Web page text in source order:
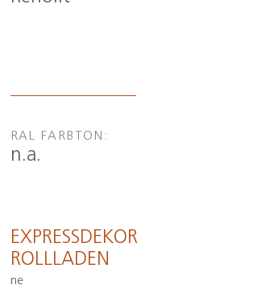
RAL FARBTON:
n.a.
EXPRESSDEKOR
ROLLLADEN
ne